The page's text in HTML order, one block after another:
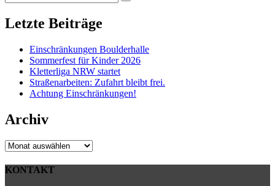
for:
Search
Letzte Beiträge
Einschränkungen Boulderhalle
Sommerfest für Kinder 2026
Kletterliga NRW startet
Straßenarbeiten: Zufahrt bleibt frei.
Achtung Einschränkungen!
Archiv
Archiv
KONTAKT